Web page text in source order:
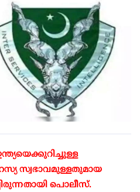
സ്വഭാവമുള്ളതുമായ
പൊലീസ്.